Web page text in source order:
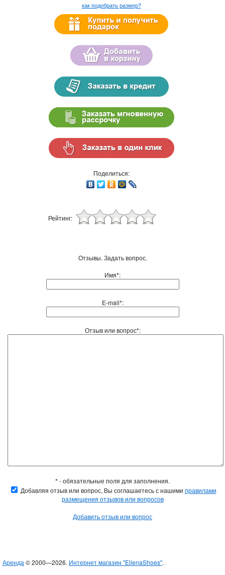
как подобрать размер?
Поделиться:
Рейтинг:
Отзывы. Задать вопрос.
Имя*:
E-mail*:
Отзыв или вопрос*:
* - обязательные поля для заполнения.
Добавляя отзыв или вопрос, Вы соглашаетесь с нашими правилами
размещения отзывов или вопросов
Добавить отзыв или вопрос
Аренда © 2000—2026. Интернет магазин "EllenaShoes".